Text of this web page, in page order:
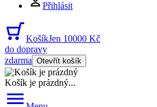
Přihlásit
KošíkJen 10000 Kč
do dopravy
zdarma Otevřít košík
Košík je prázdný...